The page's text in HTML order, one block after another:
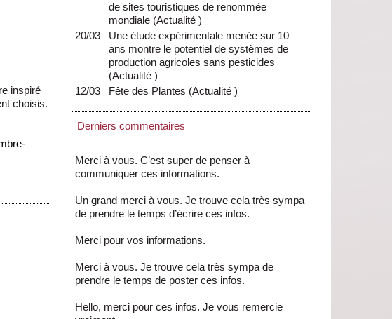
inspiré
choisis.
de sites touristiques de renommée
mondiale (Actualité)
20/03
Une étude expérimentale menée sur 10
ans montre le potentiel de systèmes de
production agricoles sans pesticides
(Actualité)
12/03
Fête des Plantes (Actualité)
Derniers commentaires
Merci à vous. C’est super de penser à
communiquer ces informations.
Un grand merci à vous. Je trouve cela très sympa
de prendre le temps d’écrire ces infos.
Merci pour vos informations.
Merci à vous. Je trouve cela très sympa de
prendre le temps de poster ces infos.
Hello, merci pour ces infos. Je vous remercie